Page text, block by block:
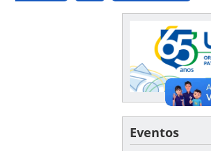
Eventos